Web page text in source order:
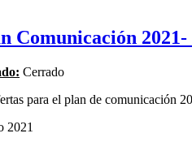
Comunicación
Cerrado
para el plan de comunicación
2021